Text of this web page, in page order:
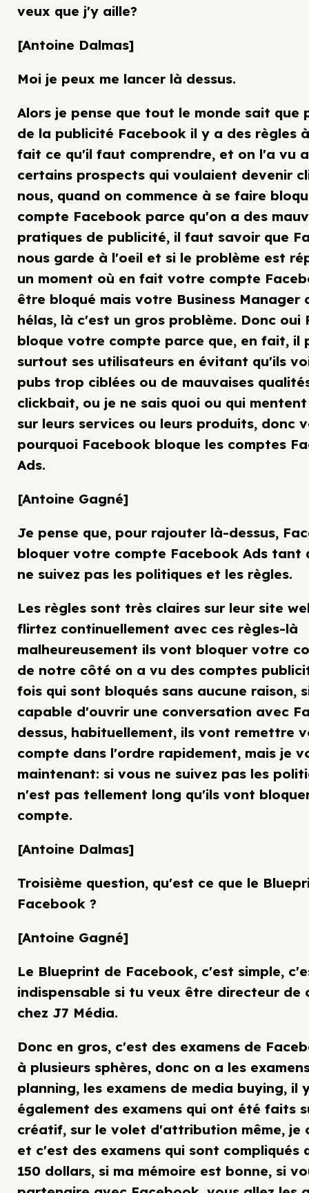
veux que j'y aille?
[Antoine Dalmas]
Moi je peux me lancer là dessus.
Alors je pense que tout le monde sait que
de la publicité Facebook il y a des règles
fait ce qu'il faut comprendre, et on l'a vu
certains prospects qui voulaient devenir
nous, quand on commence à se faire
compte Facebook parce qu'on a des
pratiques de publicité, il faut savoir que
nous garde à l'oeil et si le problème est
un moment où en fait votre compte
être bloqué mais votre Business Manager
hélas, là c'est un gros problème. Donc oui
bloque votre compte parce que, en fait, il
surtout ses utilisateurs en évitant qu'ils
pubs trop ciblées ou de mauvaises
clickbait, ou je ne sais quoi ou qui
sur leurs services ou leurs produits, donc
pourquoi Facebook bloque les comptes
Ads.
[Antoine Gagné]
Je pense que, pour rajouter là-dessus,
bloquer votre compte Facebook Ads tant
ne suivez pas les politiques et les règles.
Les règles sont très claires sur leur site
flirtez continuellement avec ces règles-là
malheureusement ils vont bloquer votre
de notre côté on a vu des comptes
fois qui sont bloqués sans aucune raison,
capable d'ouvrir une conversation avec
dessus, habituellement, ils vont remettre
compte dans l'ordre rapidement, mais je
maintenant: si vous ne suivez pas les
n'est pas tellement long qu'ils vont
compte.
[Antoine Dalmas]
Troisième question, qu'est ce que le
Facebook ?
[Antoine Gagné]
Le Blueprint de Facebook, c'est simple,
indispensable si tu veux être directeur de
chez J7 Média.
Donc en gros, c'est des examens de
à plusieurs sphères, donc on a les
planning, les examens de media buying, il
également des examens qui ont été faits
créatif, sur le volet d'attribution même, je
et c'est des examens qui sont compliqués
150 dollars, si ma mémoire est bonne, si